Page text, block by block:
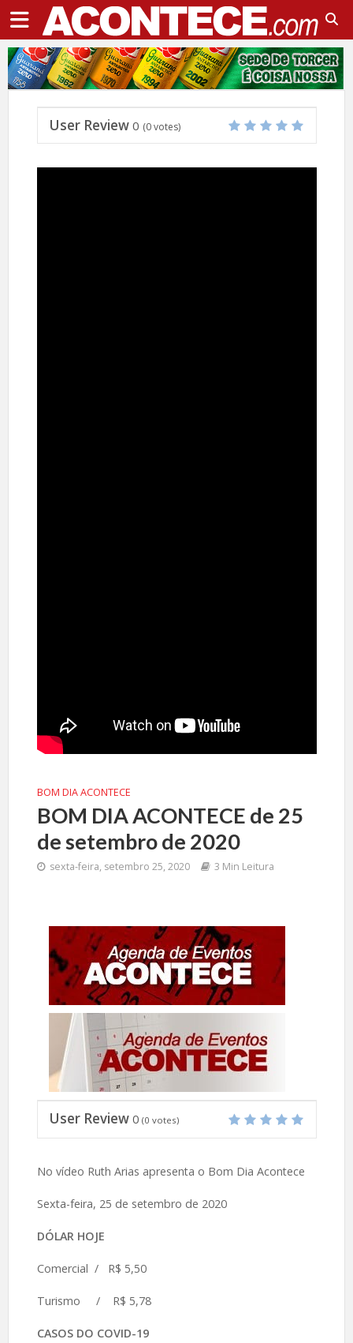
User Review 0 (0votes)
BOM DIA ACONTECE
BOM DIA ACONTECE de 25
de setembro de 2020
sexta-feira, setembro 25, 2020 3 Min Leitura
User Review 0 (0 votes)
No vídeo Ruth Arias apresenta o Bom Dia Acontece
Sexta-feira, 25 de setembro de 2020
DÓLAR HOJE
Comercial / R$ 5,50
Turismo / R$ 5,78
CASOS DO COVID-19